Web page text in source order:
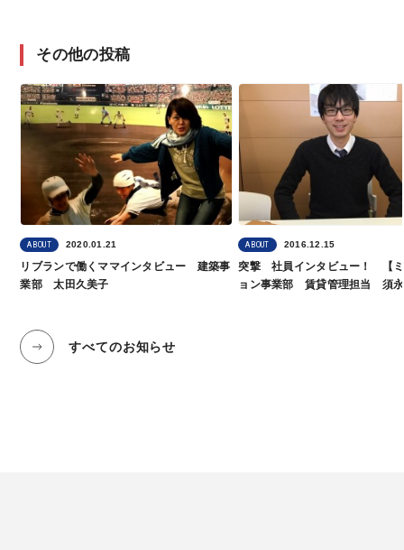
その他の投稿
ABOUT 2020.01.21
リブランで働くママインタビュー 建築事
業部 太田久美子
ABOUT 2016.12.15
突撃 社員インタビュー！ 【ミ
ョン事業部 賃貸管理担当 須
すべてのお知らせ